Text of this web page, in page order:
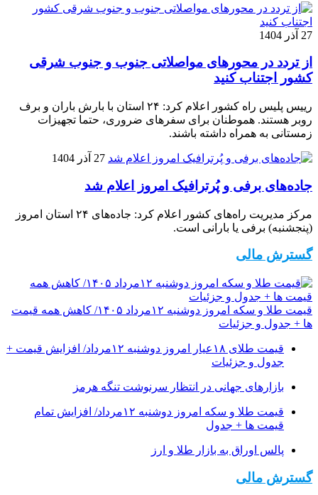
27 آذر 1404
از تردد در محورهای مواصلاتی جنوب و جنوب شرقی
کشور اجتناب کنید
رییس پلیس راه کشور اعلام کرد: ۲۴ استان با بارش باران و برف
روبر هستند. هموطنان برای سفرهای ضروری، حتما تجهیزات
زمستانی به همراه داشته باشند.
27 آذر 1404
جاده‌های برفی و پُرترافیک امروز اعلام شد
مرکز مدیریت راه‌های کشور اعلام کرد: جاده‌های ۲۴ استان امروز
(پنجشنبه) برفی یا بارانی است.
گسترش مالی
قیمت طلا و سکه امروز دوشنبه ۱۲مرداد ۱۴۰۵/ کاهش همه قیمت
ها + جدول و جزئیات
قیمت طلای ۱۸عیار امروز دوشنبه ۱۲مرداد/ افزایش قیمت +
جدول و جزئیات
بازارهای جهانی در انتظار سرنوشت تنگه هرمز
قیمت طلا و سکه امروز دوشنبه ۱۲مرداد/ افزایش تمام
قیمت ها + جدول
پالس اوراق به بازار طلا و ارز
گسترش مالی